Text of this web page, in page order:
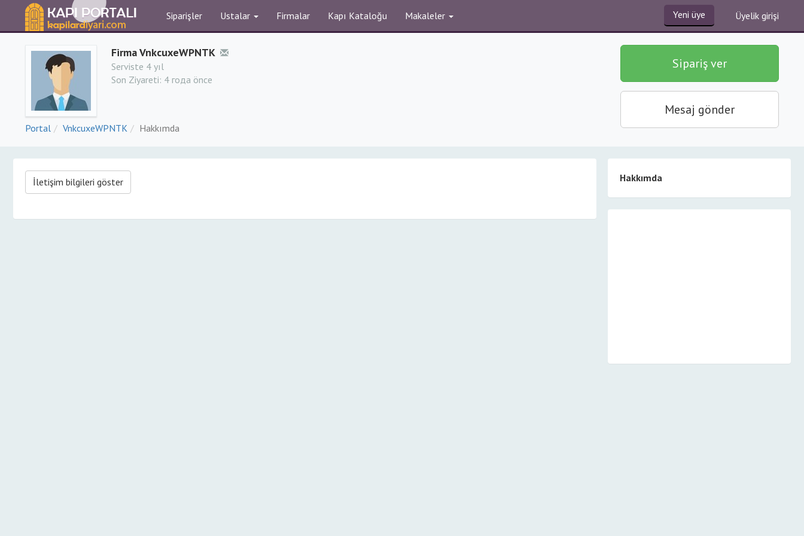
Siparişler Ustalar Firmalar Kapı Kataloğu Makaleler Yeni üye Üyelik girişi
Firma VnkcuxeWPNTK
Serviste 4 yıl
Son Ziyareti: 4 года önce
Portal VnkcuxeWPNTK Hakkımda
Sipariş ver
Mesaj gönder
İletişim bilgileri göster Hakkımda